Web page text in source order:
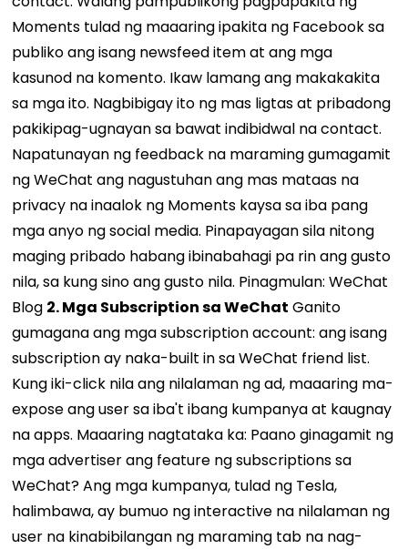
Moments tulad ng maaaring ipakita ng Facebook sa
publiko ang isang newsfeed item at ang mga
kasunod na komento. Ikaw lamang ang makakakita
sa mga ito. Nagbibigay ito ng mas ligtas at pribadong
pakikipag-ugnayan sa bawat indibidwal na contact.
Napatunayan ng feedback na maraming gumagamit
ng WeChat ang nagustuhan ang mas mataas na
privacy na inaalok ng Moments kaysa sa iba pang
mga anyo ng social media. Pinapayagan sila nitong
maging pribado habang ibinabahagi pa rin ang gusto
nila, sa kung sino ang gusto nila. Pinagmulan: WeChat
Blog 2. Mga Subscription sa WeChat Ganito
gumagana ang mga subscription account: ang isang
subscription ay naka-built in sa WeChat friend list.
Kung iki-click nila ang nilalaman ng ad, maaaring ma-
expose ang user sa iba't ibang kumpanya at kaugnay
na apps. Maaaring nagtataka ka: Paano ginagamit ng
mga advertiser ang feature ng subscriptions sa
WeChat? Ang mga kumpanya, tulad ng Tesla,
halimbawa, ay bumuo ng interactive na nilalaman ng
user na kinabibilangan ng maraming tab na nag-